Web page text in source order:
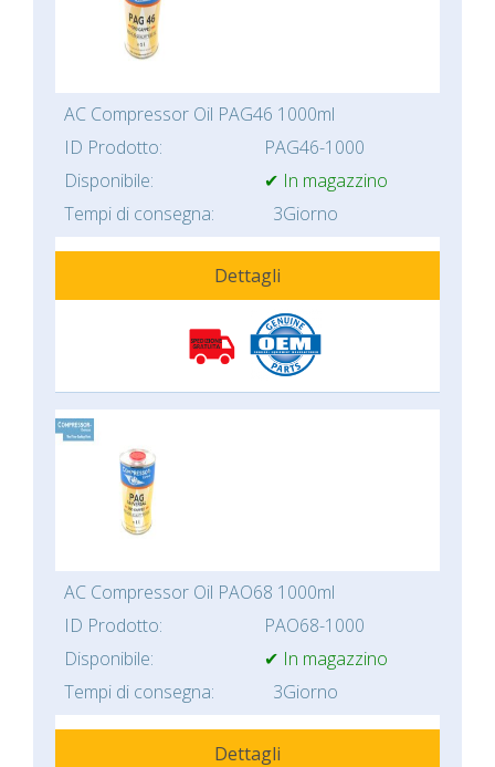
AC Compressor Oil PAG46 1000ml
ID Prodotto:
PAG46-1000
Disponibile:
✔ In magazzino
Tempi di consegna:
3Giorno
Dettagli
AC Compressor Oil PAO68 1000ml
ID Prodotto:
PAO68-1000
Disponibile:
✔ In magazzino
Tempi di consegna:
3Giorno
Dettagli